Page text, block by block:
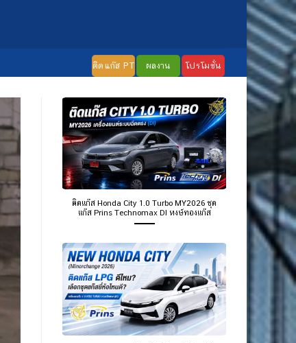
ติดแก๊ส PT ผลงาน โปรโมชั่น
ติดแก๊ส Honda City 1.0 Turbo MY2026 ชุด
แก๊ส Prins Technomax DI หงษ์ทองแก๊ส